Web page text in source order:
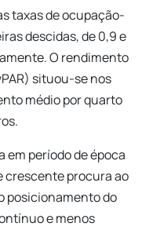
taxas de ocupação-
descidas, de 0,9 e
O rendimento
situou-se nos
médio por quarto
em período de época
crescente procura ao
posicionamento do
e menos